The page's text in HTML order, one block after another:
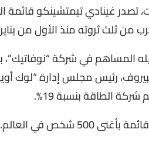
تصدر غينادي تيمتشينكو قائمة
من ثلث ثروته منذ الأول من
الطاقة بنسبة 19%.
شخص في العالم.